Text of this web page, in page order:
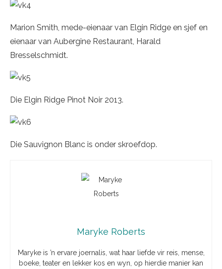
Marion Smith, mede-eienaar van Elgin Ridge en sjef en
eienaar van Aubergine Restaurant, Harald
Bresselschmidt.
Die Elgin Ridge Pinot Noir 2013.
Die Sauvignon Blanc is onder skroefdop.
Maryke Roberts
Maryke is ’n ervare joernalis, wat haar liefde vir reis, mense,
boeke, teater en lekker kos en wyn, op hierdie manier kan